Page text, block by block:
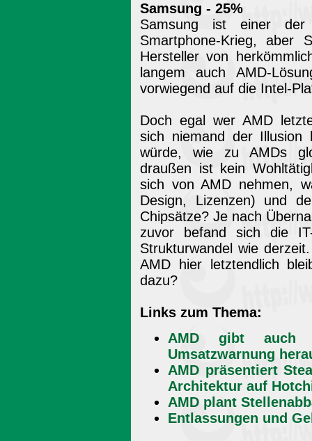
Samsung - 25%
Samsung ist einer der
Smartphone-Krieg, aber
Hersteller von
langem auch AMD-
vorwiegend auf die Intel-
Doch egal wer AMD
sich niemand der Illusion
würde, wie zu AMDs
draußen ist kein
sich von AMD nehmen,
Design, Lizenzen) und
Chipsätze? Je nach
zuvor befand sich die
Strukturwandel wie
AMD hier letztendlich
dazu?
Links zum Thema:
AMD gibt auch
Umsatzwarnung
AMD präsentiert
Architektur auf
AMD plant
Entlassungen und